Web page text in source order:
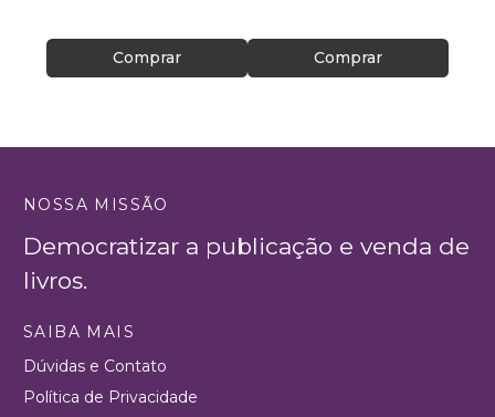
Comprar Comprar
NOSSA MISSÃO
Democratizar a publicação e venda de
livros.
SAIBA MAIS
Dúvidas e Contato
Política de Privacidade